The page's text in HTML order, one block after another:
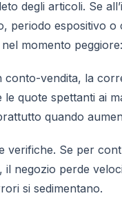
degli articoli. Se
periodo espositivo o
momento
conto-vendita, la
quote spettanti ai
quando
verifiche. Se per
negozio perde
si sedimentano.